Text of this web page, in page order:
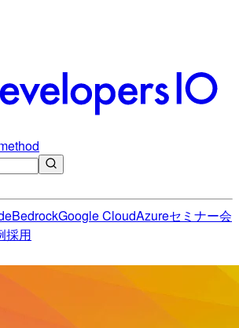
BedrockGoogle CloudAzureセミナー会
採用